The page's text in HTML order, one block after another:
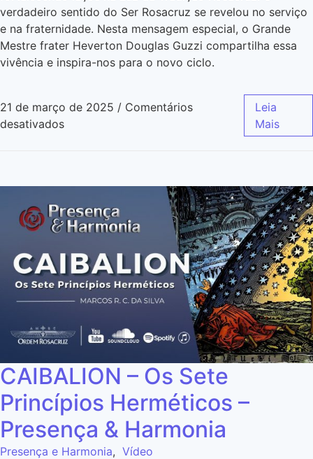
verdadeiro sentido do Ser Rosacruz se revelou no serviço
e na fraternidade. Nesta mensagem especial, o Grande
Mestre frater Heverton Douglas Guzzi compartilha essa
vivência e inspira-nos para o novo ciclo.
21 de março de 2025 / Comentários
desativados
Leia
Mais
CAIBALION – Os Sete
Princípios Herméticos –
Presença & Harmonia
Presença e Harmonia, Vídeo